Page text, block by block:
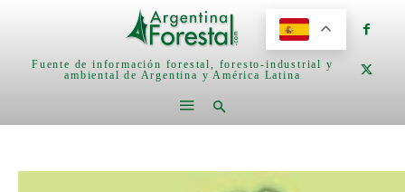
Fuente de información forestal, foresto-industrial y
ambiental de Argentina y América Latina